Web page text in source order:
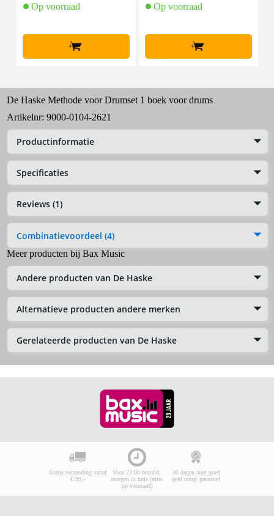
Op voorraad
+
Op voorraad
+
De Haske Methode voor Drumset 1 boek voor drums
Artikelnr: 9000-0104-2621
Productinformatie
Specificaties
Reviews (1)
Combinatievoordeel (4)
Meer producten bij Bax Music
Andere producten van De Haske
Alternatieve producten andere merken
Gerelateerde producten van De Haske
Gratis verzending vanaf
€ 99,-
Voor 23:00 besteld,
morgen in huis (mits
op voorraad)
30 dagen 'niet goed
geld terug' garantie!